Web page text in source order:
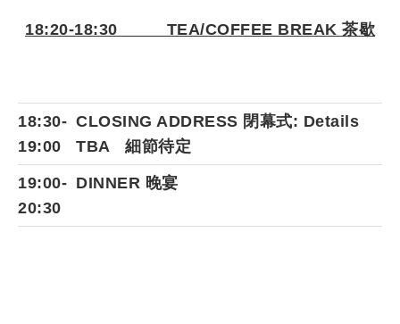
18:20-18:30 TEA/COFFEE BREAK 茶歇
18:30-
19:00
CLOSING ADDRESS 閉幕式: Details
TBA 細節待定
19:00-
20:30
DINNER 晚宴